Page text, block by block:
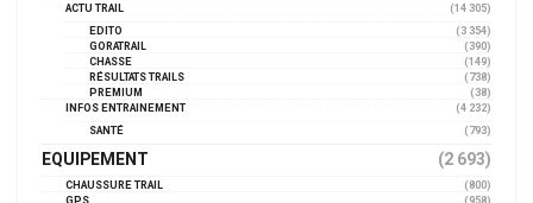
ACTU TRAIL
(14 305)
EDITO
(3 354)
GORATRAIL
(390)
CHASSE
(149)
RÉSULTATS TRAILS
(738)
PREMIUM
(38)
INFOS ENTRAINEMENT
(4 232)
SANTÉ
(793)
EQUIPEMENT (2 693)
CHAUSSURE TRAIL
(800)